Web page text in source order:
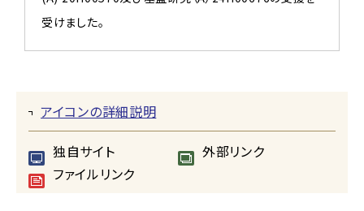
受けました。
アイコンの詳細説明
独自サイト
外部リンク
ファイルリンク